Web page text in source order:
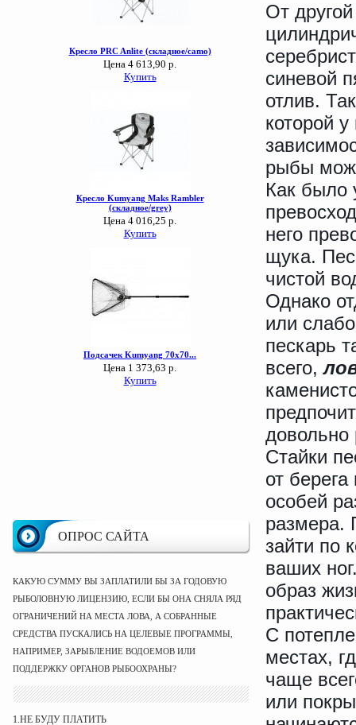
ОПРОС САЙТА
КАКУЮ СУММУ ВЫ ЗАПЛАТИЛИ БЫ ЗА ГОДОВУЮ
РЫБОЛОВНУЮ ЛИЦЕНЗИЮ, ЕСЛИ БЫ ОНА СНЯЛА РЯД
ОГРАНИЧЕНИЙ НА МЕСТА ЛОВА, А СОБРАННЫЕ
СРЕДСТВА ПУСКАЛИСЬ НА ЦЕЛЕВЫЕ ПРОГРАММЫ,
НАПРИМЕР, ЗАРЫБЛЕНИЕ ВОДОЕМОВ ИЛИ
ПОДДЕРЖКУ ОРГАНОВ РЫБООХРАНЫ?
1.НЕ БУДУ ПЛАТИТЬ
От
синевой
отлив.
которой
рыбы
Как было
него
щука.
чистой
Однако
или
пескарь
всего,
довольно
Стайки
от
особей
размера.
зайти по
ваших
образ
С
местах,
чаще
или